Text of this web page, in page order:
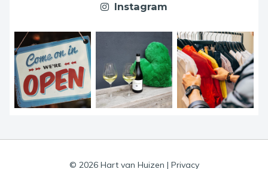
Instagram
© 2026 Hart van Huizen | Privacy